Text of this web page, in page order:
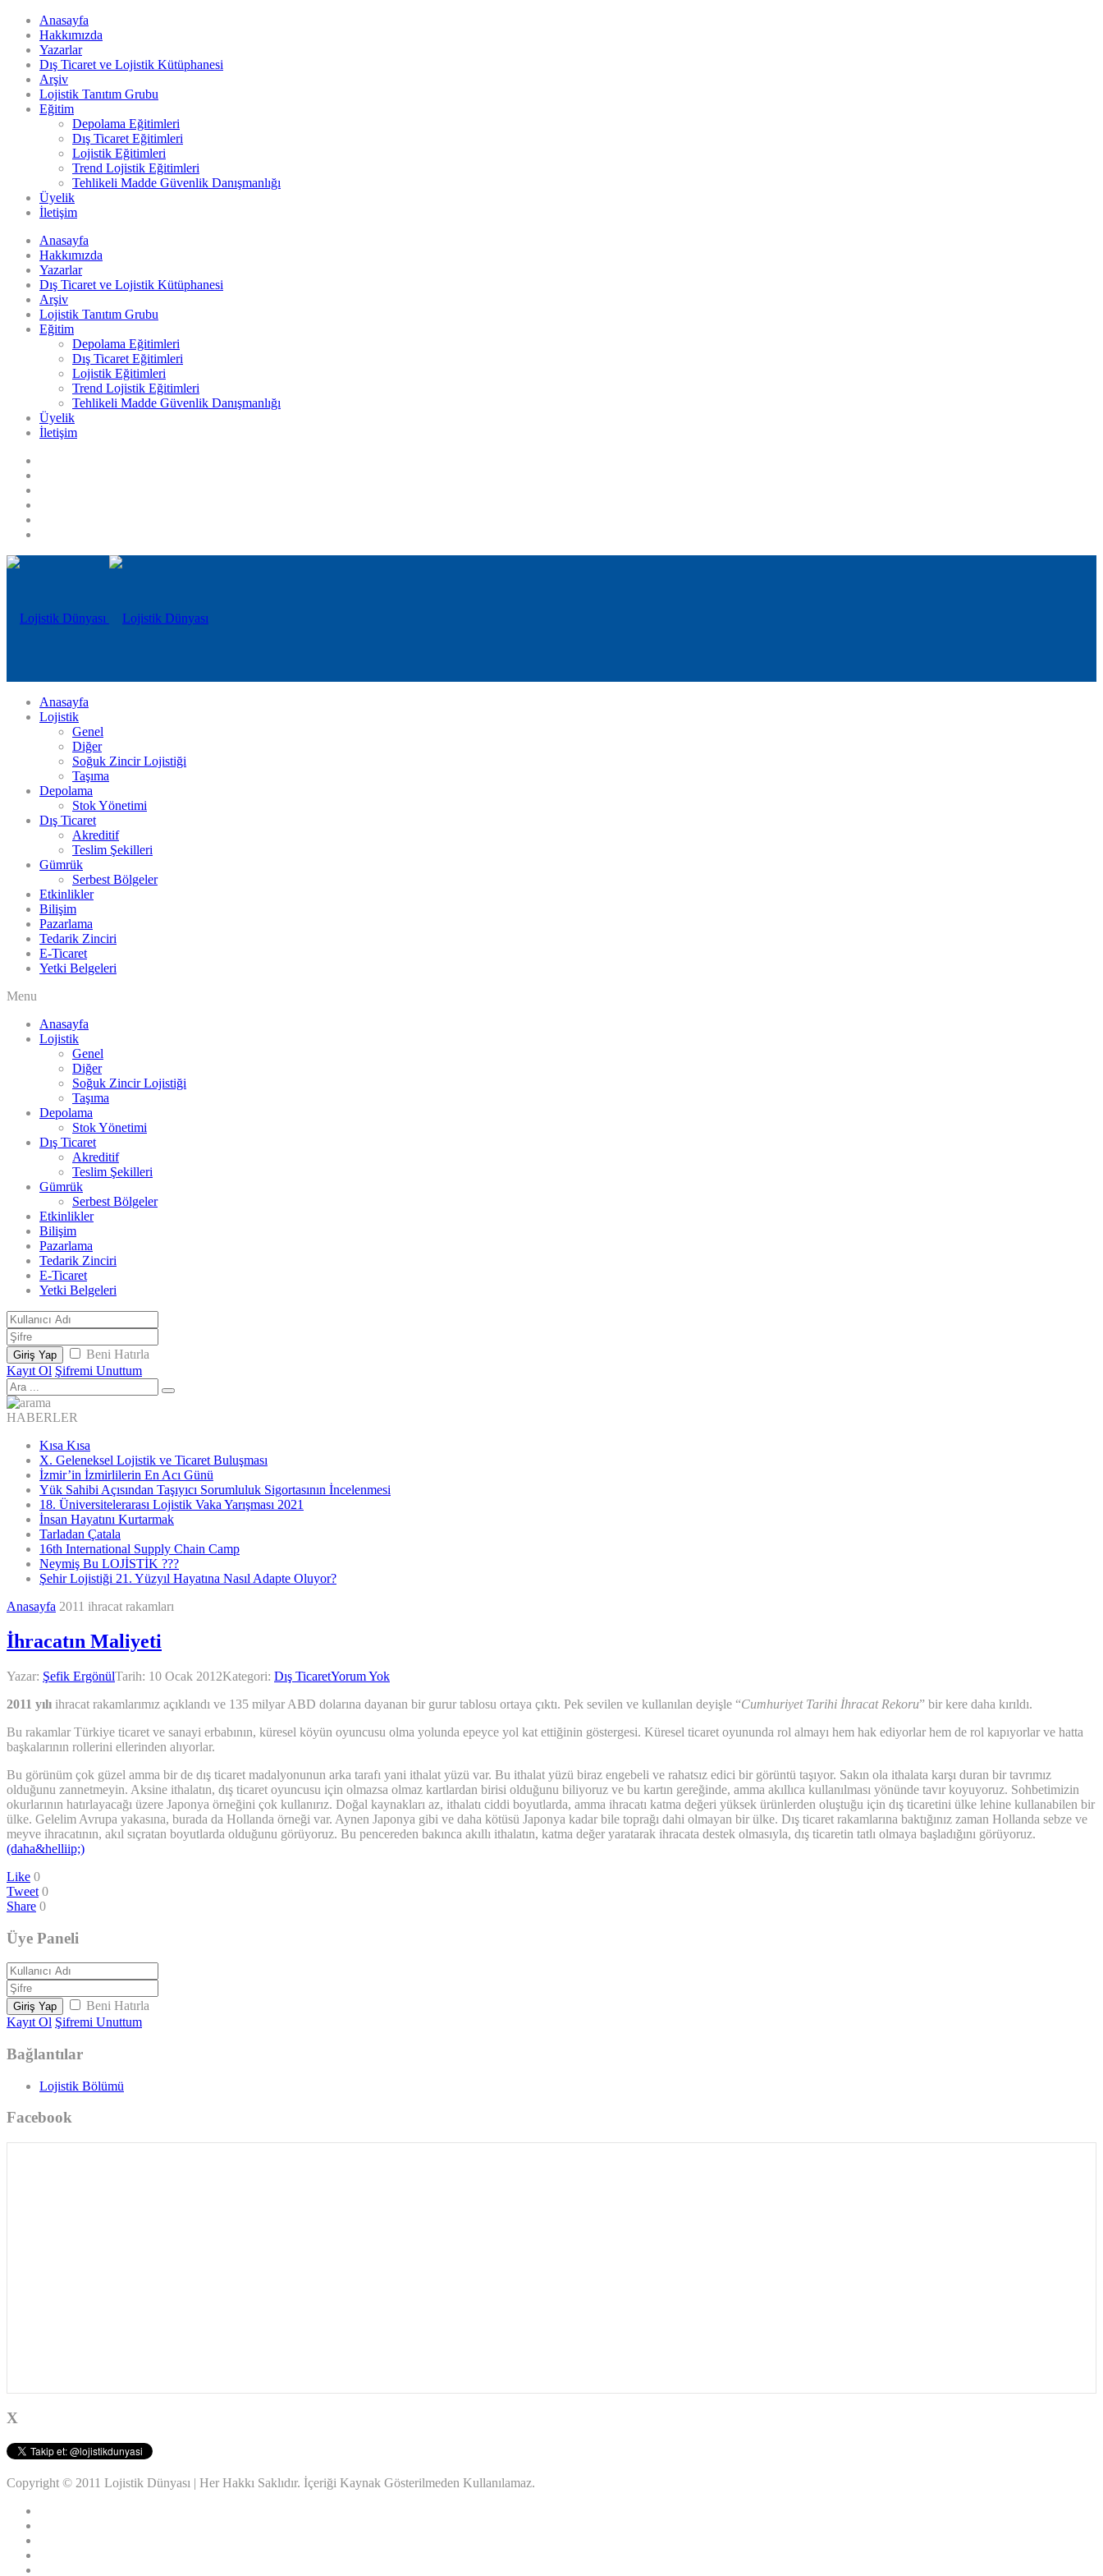
Anasayfa
Hakkımızda
Yazarlar
Dış Ticaret ve Lojistik Kütüphanesi
Arşiv
Lojistik Tanıtım Grubu
Eğitim
Depolama Eğitimleri
Dış Ticaret Eğitimleri
Lojistik Eğitimleri
Trend Lojistik Eğitimleri
Tehlikeli Madde Güvenlik Danışmanlığı
Üyelik
İletişim
Anasayfa
Hakkımızda
Yazarlar
Dış Ticaret ve Lojistik Kütüphanesi
Arşiv
Lojistik Tanıtım Grubu
Eğitim
Depolama Eğitimleri
Dış Ticaret Eğitimleri
Lojistik Eğitimleri
Trend Lojistik Eğitimleri
Tehlikeli Madde Güvenlik Danışmanlığı
Üyelik
İletişim
Anasayfa
Lojistik
Genel
Diğer
Soğuk Zincir Lojistiği
Taşıma
Depolama
Stok Yönetimi
Dış Ticaret
Akreditif
Teslim Şekilleri
Gümrük
Serbest Bölgeler
Etkinlikler
Bilişim
Pazarlama
Tedarik Zinciri
E-Ticaret
Yetki Belgeleri
Menu
Anasayfa
Lojistik
Genel
Diğer
Soğuk Zincir Lojistiği
Taşıma
Depolama
Stok Yönetimi
Dış Ticaret
Akreditif
Teslim Şekilleri
Gümrük
Serbest Bölgeler
Etkinlikler
Bilişim
Pazarlama
Tedarik Zinciri
E-Ticaret
Yetki Belgeleri
Giriş Yap
Beni Hatırla
Kayıt Ol Şifremi Unuttum
HABERLER
Kısa Kısa
X. Geleneksel Lojistik ve Ticaret Buluşması
İzmir’in İzmirlilerin En Acı Günü
Yük Sahibi Açısından Taşıyıcı Sorumluluk Sigortasının İncelenmesi
18. Üniversitelerarası Lojistik Vaka Yarışması 2021
İnsan Hayatını Kurtarmak
Tarladan Çatala
16th International Supply Chain Camp
Neymiş Bu LOJİSTİK ???
Şehir Lojistiği 21. Yüzyıl Hayatına Nasıl Adapte Oluyor?
Anasayfa 2011 ihracat rakamları
İhracatın Maliyeti
Yazar: Şefik ErgönülTarih: 10 Ocak 2012Kategori: Dış TicaretYorum Yok
2011 yılı ihracat rakamlarımız açıklandı ve 135 milyar ABD dolarına dayanan bir gurur tablosu ortaya çıktı. Pek sevilen ve kullanılan deyişle “Cumhuriyet Tarihi İhracat Rekoru” bir kere daha kırıldı.
Bu rakamlar Türkiye ticaret ve sanayi erbabının, küresel köyün oyuncusu olma yolunda epeyce yol kat ettiğinin göstergesi. Küresel ticaret oyununda rol almayı hem hak ediyorlar hem de rol kapıyorlar ve hatta
başkalarının rollerini ellerinden alıyorlar.
Bu görünüm çok güzel amma bir de dış ticaret madalyonunun arka tarafı yani ithalat yüzü var. Bu ithalat yüzü biraz engebeli ve rahatsız edici bir görüntü taşıyor. Sakın ola ithalata karşı duran bir tavrımız
olduğunu zannetmeyin. Aksine ithalatın, dış ticaret oyuncusu için olmazsa olmaz kartlardan birisi olduğunu biliyoruz ve bu kartın gereğinde, amma akıllıca kullanılması yönünde tavır koyuyoruz. Sohbetimizin
okurlarının hatırlayacağı üzere Japonya örneğini çok kullanırız. Doğal kaynakları az, ithalatı ciddi boyutlarda, amma ihracatı katma değeri yüksek ürünlerden oluştuğu için dış ticaretini ülke lehine kullanabilen bir
ülke. Gelelim Avrupa yakasına, burada da Hollanda örneği var. Aynen Japonya gibi ve daha kötüsü Japonya kadar bile toprağı dahi olmayan bir ülke. Dış ticaret rakamlarına baktığınız zaman Hollanda sebze ve
meyve ihracatının, akıl sıçratan boyutlarda olduğunu görüyoruz. Bu pencereden bakınca akıllı ithalatın, katma değer yaratarak ihracata destek olmasıyla, dış ticaretin tatlı olmaya başladığını görüyoruz.
(daha&helliip;)
Like 0
Tweet 0
Share 0
Üye Paneli
Giriş Yap
Beni Hatırla
Kayıt Ol Şifremi Unuttum
Bağlantılar
Lojistik Bölümü
Facebook
X
Copyright © 2011 Lojistik Dünyası | Her Hakkı Saklıdır. İçeriği Kaynak Gösterilmeden Kullanılamaz.